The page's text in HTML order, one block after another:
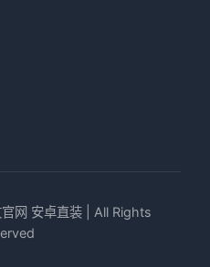
网 安卓直装 | All Rights